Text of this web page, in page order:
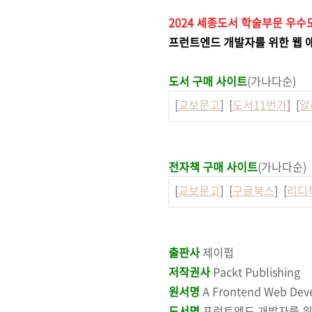
2024 세종도서 학술부문 우수
프런트엔드 개발자를 위한 웹
도서 구매 사이트(가나다순)
[교보문고] [도서11번가] [
전자책 구매 사이트(가나다순)
[교보문고] [구글북스] [리디
출판사 제이펍
저작권사 Packt Publishing
원서명 A Frontend Web